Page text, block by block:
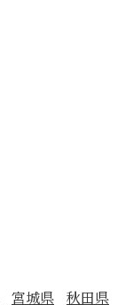
宮城県
秋田県